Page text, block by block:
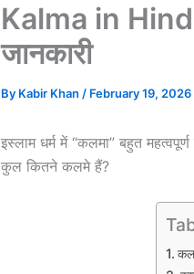
Kalma in Hindi
जानकारी
By Kabir Khan / February 19, 2026
इस्लाम धर्म में “कलमा” बहुत
कुल कितने कलमे हैं?